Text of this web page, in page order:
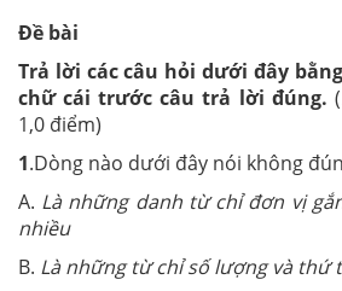
Đề bài
Trả lời các câu hỏi dưới đây
chữ cái trước câu trả lời đúng. (
1,0 điểm)
1.Dòng nào dưới đây nói không
A. Là những danh từ chỉ đơn vị
nhiều
B. Là những từ chỉ số lượng và thứ